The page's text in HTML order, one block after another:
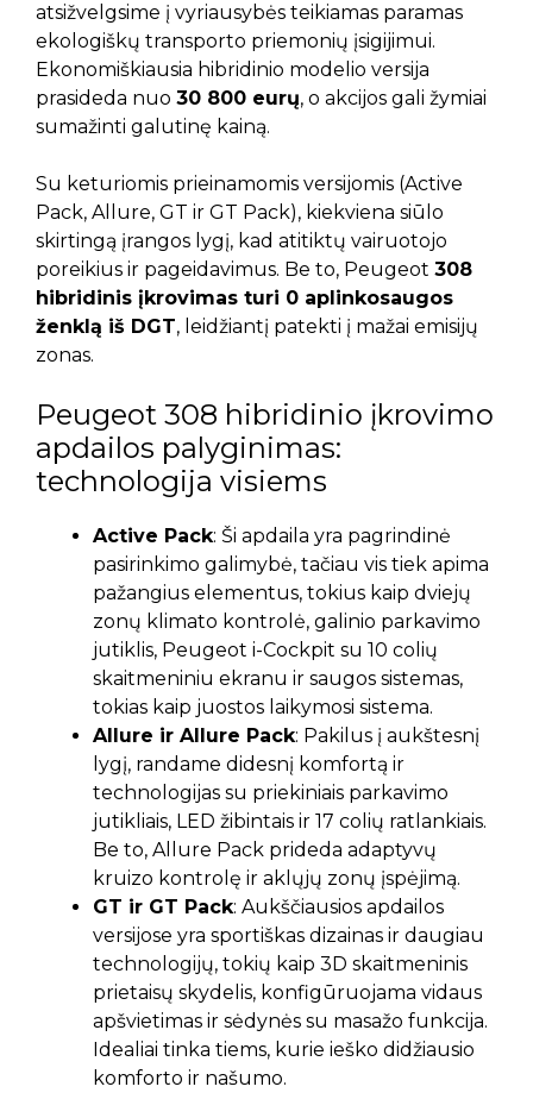
atsižvelgsime į vyriausybės teikiamas paramas
ekologiškų transporto priemonių įsigijimui.
Ekonomiškiausia hibridinio modelio versija
prasideda nuo 30 800 eurų, o akcijos gali žymiai
sumažinti galutinę kainą.
Su keturiomis prieinamomis versijomis (Active
Pack, Allure, GT ir GT Pack), kiekviena siūlo
skirtingą įrangos lygį, kad atitiktų vairuotojo
poreikius ir pageidavimus. Be to, Peugeot 308
hibridinis įkrovimas turi 0 aplinkosaugos
ženklą iš DGT, leidžiantį patekti į mažai emisijų
zonas.
Peugeot 308 hibridinio įkrovimo
apdailos palyginimas:
technologija visiems
Active Pack: Ši apdaila yra pagrindinė
pasirinkimo galimybė, tačiau vis tiek apima
pažangius elementus, tokius kaip dviejų
zonų klimato kontrolė, galinio parkavimo
jutiklis, Peugeot i-Cockpit su 10 colių
skaitmeniniu ekranu ir saugos sistemas,
tokias kaip juostos laikymosi sistema.
Allure ir Allure Pack: Pakilus į aukštesnį
lygį, randame didesnį komfortą ir
technologijas su priekiniais parkavimo
jutikliais, LED žibintais ir 17 colių ratlankiais.
Be to, Allure Pack prideda adaptyvų
kruizo kontrolę ir aklųjų zonų įspėjimą.
GT ir GT Pack: Aukščiausios apdailos
versijose yra sportiškas dizainas ir daugiau
technologijų, tokių kaip 3D skaitmeninis
prietaisų skydelis, konfigūruojama vidaus
apšvietimas ir sėdynės su masažo funkcija.
Idealiai tinka tiems, kurie ieško didžiausio
komforto ir našumo.